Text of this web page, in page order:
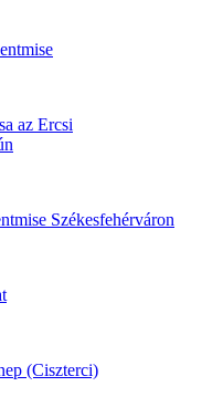
az Ercsi
Székesfehérváron
(Ciszterci)